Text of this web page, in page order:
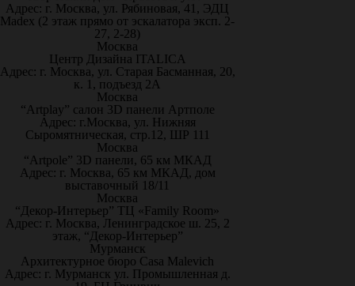
Адрес: г. Москва, ул. Рябиновая, 41, ЭДЦ
Madex (2 этаж прямо от эскалатора эксп. 2-
27, 2-28)
Москва
Центр Дизайна ITALICA
Адрес: г. Москва, ул. Старая Басманная, 20,
к. 1, подъезд 2А
Москва
“Artplay” салон 3D панели Артполе
Адрес: г.Москва, ул. Нижняя
Сыромятническая, стр.12, ШР 111
Москва
“Artpole” 3D панели, 65 км МКАД
Адрес: г. Москва, 65 км МКАД, дом
выставочный 18/11
Москва
“Декор-Интерьер” ТЦ «Family Room»
Адрес: г. Москва, Ленинградское ш. 25, 2
этаж, “Декор-Интерьер”
Мурманск
Архитектурное бюро Casa Malevich
Адрес: г. Мурманск ул. Промышленная д.